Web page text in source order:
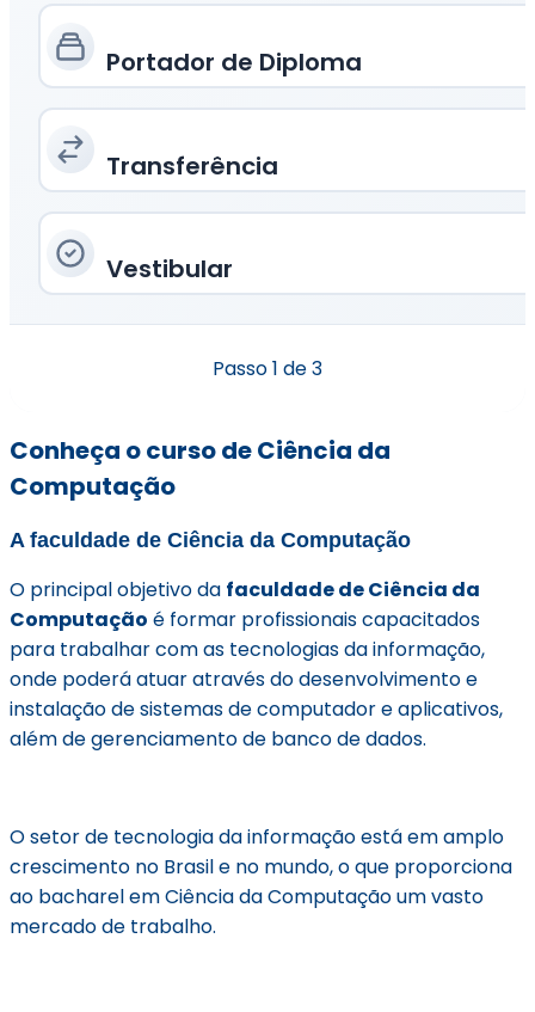
Portador de Diploma
Transferência
Vestibular
Passo1 de 3
Conheça o curso de Ciência da
Computação
A faculdade de Ciência da Computação
O principal objetivo da faculdade de Ciência da
Computação é formar profissionais capacitados
para trabalhar com as tecnologias da informação,
onde poderá atuar através do desenvolvimento e
instalação de sistemas de computador e aplicativos,
além de gerenciamento de banco de dados.
O setor de tecnologia da informação está emamplo
crescimento no Brasil e no mundo, o que proporciona
ao bacharelem Ciência da Computação um vasto
mercado de trabalho.